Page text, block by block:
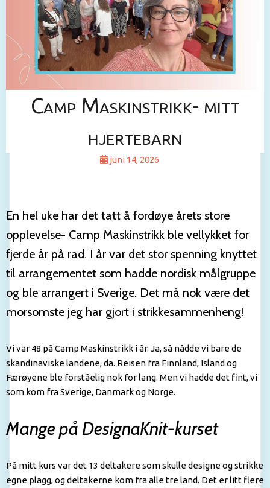
Camp Maskinstrikk- mitt
hjertebarn
juni 14, 2026
En hel uke har det tatt å fordøye årets store
opplevelse- Camp Maskinstrikk ble vellykket for
fjerde år på rad. I år var det stor spenning knyttet
til arrangementet som hadde nordisk målgruppe
og ble arrangert i Sverige. Det må nok være det
morsomste jeg har gjort i strikkesammenheng!
Vi var 48 på Camp Maskinstrikk i år. Ja, så nådde vi bare de
skandinaviske landene, da. Reisen fra Finnland, Island og
Færøyene ble forståelig nok for lang. Men vi hadde det fint, vi
som kom fra Sverige, Danmark og Norge.
Mange på DesignaKnit-kurset
På mitt kurs var det 13 deltakere som skulle designe og strikke
egne plagg, og deltakerne kom fra alle tre land. Det er litt flere